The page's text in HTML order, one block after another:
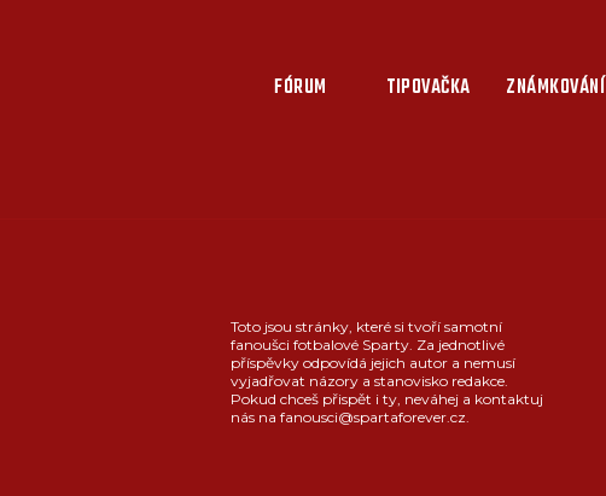
FÓRUM TIPOVAČKA ZNÁMKOVÁNÍ
Toto jsou stránky, které si tvoří samotní
fanoušci fotbalové Sparty. Za jednotlivé
příspěvky odpovídá jejich autor a nemusí
vyjadřovat názory a stanovisko redakce.
Pokud chceš přispět i ty, neváhej a kontaktuj
nás na fanousci@spartaforever.cz.